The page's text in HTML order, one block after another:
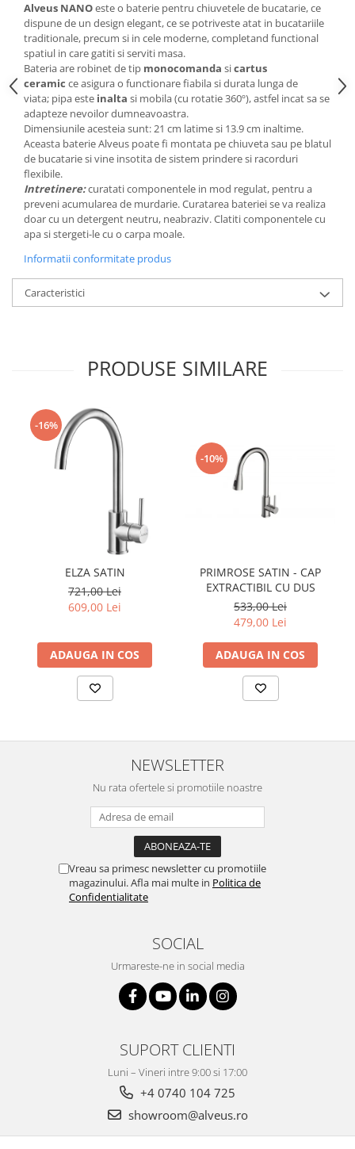
Alveus NANOeste o baterie pentru chiuvetele de bucatarie, ce
dispune de un design elegant, ce se potriveste atat in bucatariile
traditionale, precum si in cele moderne, completand functional
spatiul in care gatiti si serviti masa.
Bateria are robinet de tip monocomanda sicartus
ceramic ce asigura o functionare fiabila si durata lunga de
viata; pipa este inalta si mobila (cu rotatie 360º), astfel incat sa se
adapteze nevoilor dumneavoastra.
Dimensiunile acesteia sunt: 21 cm latime si 13.9 cm inaltime.
Aceasta baterie Alveus poate fi montata pe chiuveta sau pe blatul
de bucatarie si vine insotita de sistem prindere si racorduri
flexibile.
Intretinere:curatati componentele in mod regulat, pentru a
preveni acumularea de murdarie. Curatarea bateriei se va realiza
doar cu un detergent neutru, neabraziv. Clatiti componentele cu
apa si stergeti-le cu o carpa moale.
Informatii conformitate produs
Caracteristici
PRODUSE SIMILARE
-16%
ELZA SATIN
721,00 Lei
609,00 Lei
ADAUGA IN COS
-10%
PRIMROSE SATIN - CAP
EXTRACTIBIL CU DUS
533,00 Lei
479,00 Lei
ADAUGA IN COS
NEWSLETTER
Nu rata ofertele si promotiile noastre
Vreau sa primesc newsletter cu promotiile
magazinului. Afla mai multe in Politica de
Confidentialitate
SOCIAL
Urmareste-ne in social media
SUPORT CLIENTI
Luni – Vineri intre 9:00 si 17:00
+4 0740 104 725
showroom@alveus.ro